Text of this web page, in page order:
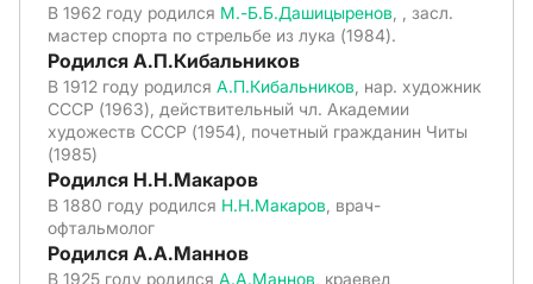
В 1962 году родился М.-Б.Б.Дашицыренов , , засл.
мастер спорта по стрельбе из лука (1984).
Родился А.П.Кибальников
В 1912 году родился А.П.Кибальников , нар. художник
СССР (1963), действительный чл. Академии
художеств СССР (1954), почетный гражданин Читы
(1985)
Родился Н.Н.Макаров
В 1880 году родился Н.Н.Макаров , врач-
офтальмолог
Родился А.А.Маннов
В 1925 году родился А.А.Маннов , краевед